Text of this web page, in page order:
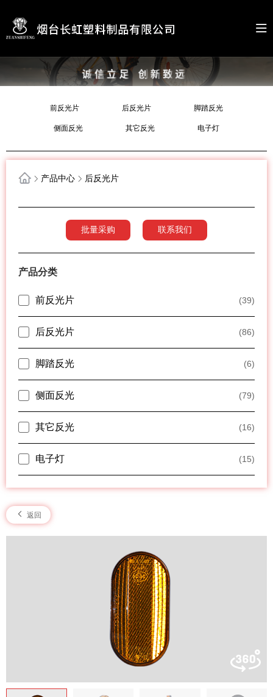
前反光片 后反光片 脚踏反光
侧面反光 其它反光 电子灯
产品中心 后反光片
批量采购 联系我们
产品分类
前反光片 (39)
后反光片 (86)
脚踏反光 (6)
侧面反光 (79)
其它反光 (16)
电子灯 (15)
返回